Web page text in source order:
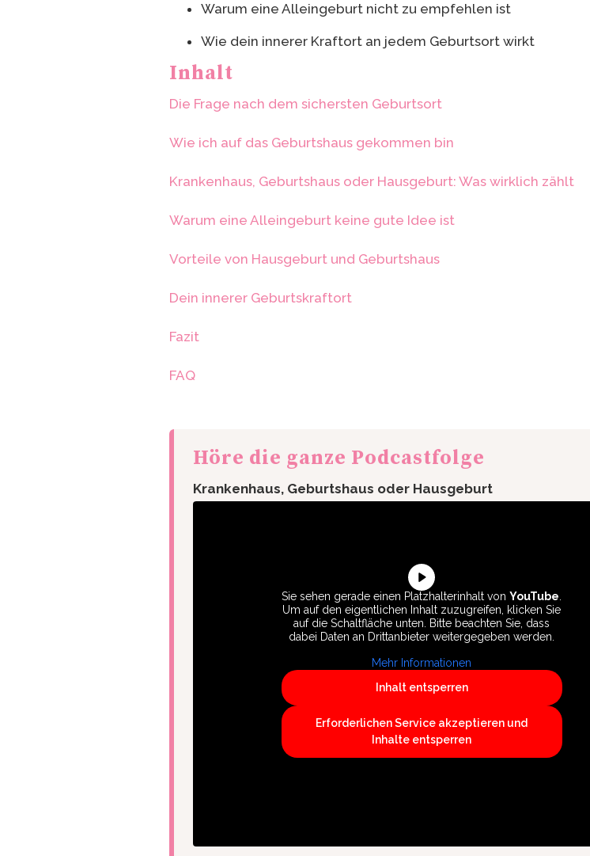
Warum eine Alleingeburt nicht zu empfehlen ist
Wie dein innerer Kraftort an jedem Geburtsort wirkt
Inhalt
Die Frage nach dem sichersten Geburtsort
Wie ich auf das Geburtshaus gekommen bin
Krankenhaus, Geburtshaus oder Hausgeburt: Was wirklich zählt
Warum eine Alleingeburt keine gute Idee ist
Vorteile von Hausgeburt und Geburtshaus
Dein innerer Geburtskraftort
Fazit
FAQ
Höre die ganze Podcastfolge
Krankenhaus, Geburtshaus oder Hausgeburt
Sie sehen gerade einen Platzhalterinhalt vonYouTube
Um auf den eigentlichen Inhalt zuzugreifen, klicken Sie
auf die Schaltfläche unten. Bitte beachten Sie, dass
dabei Daten an Drittanbieter weitergegeben werden.
Mehr Informationen
Inhalt entsperren
Erforderlichen Service akzeptieren und
Inhalte entsperren